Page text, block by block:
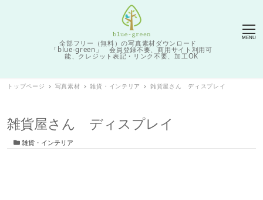
全部フリー（無料）の写真素材ダウンロード
「blue-green」 会員登録不要、商用サイト利用可
能、クレジット表記・リンク不要、加工OK
MENU
トップページ 写真素材 雑貨・インテリア 雑貨屋さん ディスプレイ
雑貨屋さん ディスプレイ
カテゴリー
雑貨・インテリア